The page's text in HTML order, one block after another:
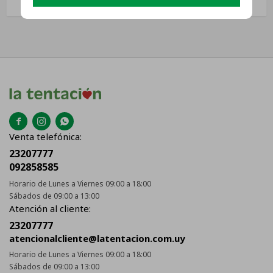
  
Venta telefónica:
23207777
092858585
Horario de Lunes a Viernes 09:00 a 18:00
Sábados de 09:00 a 13:00
Atención al cliente:
23207777
atencionalcliente@latentacion.com.uy
Horario de Lunes a Viernes 09:00 a 18:00
Sábados de 09:00 a 13:00